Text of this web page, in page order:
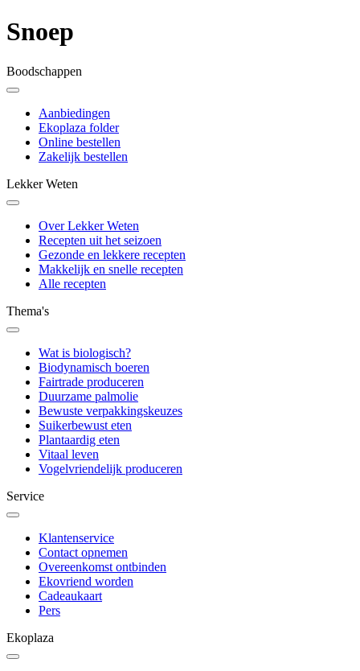
Snoep
Boodschappen
Aanbiedingen
Ekoplaza folder
Online bestellen
Zakelijk bestellen
Lekker Weten
Over Lekker Weten
Recepten uit het seizoen
Gezonde en lekkere recepten
Makkelijk en snelle recepten
Alle recepten
Thema's
Wat is biologisch?
Biodynamisch boeren
Fairtrade produceren
Duurzame palmolie
Bewuste verpakkingskeuzes
Suikerbewust eten
Plantaardig eten
Vitaal leven
Vogelvriendelijk produceren
Service
Klantenservice
Contact opnemen
Overeenkomst ontbinden
Ekovriend worden
Cadeaukaart
Pers
Ekoplaza